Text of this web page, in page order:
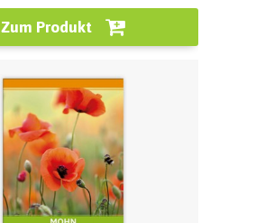
Zum Produkt